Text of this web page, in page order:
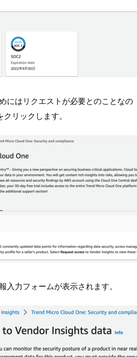
にはリクエストが必要とのことなの
リックします。
入力フォームが表示されます。